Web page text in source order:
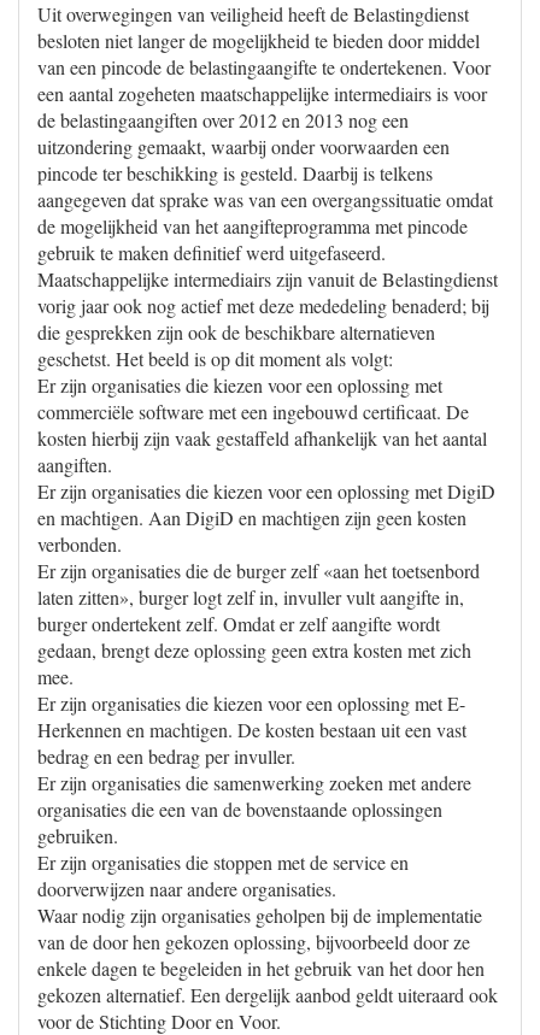
Uit overwegingen van veiligheid heeft de Belastingdienst
besloten niet langer de mogelijkheid te bieden door middel
van een pincode de belastingaangifte te ondertekenen. Voor
een aantal zogeheten maatschappelijke intermediairs is voor
de belastingaangiften over 2012 en 2013 nog een
uitzondering gemaakt, waarbij onder voorwaarden een
pincode ter beschikking is gesteld. Daarbij is telkens
aangegeven dat sprake was van een overgangssituatie omdat
de mogelijkheid van het aangifteprogramma met pincode
gebruik te maken definitief werd uitgefaseerd.
Maatschappelijke intermediairs zijn vanuit de Belastingdienst
vorig jaar ook nog actief met deze mededeling benaderd; bij
die gesprekken zijn ook de beschikbare alternatieven
geschetst. Het beeld is op dit moment als volgt:
Er zijn organisaties die kiezen voor een oplossing met
commerciële software met een ingebouwd certificaat. De
kosten hierbij zijn vaak gestaffeld afhankelijk van het aantal
aangiften.
Er zijn organisaties die kiezen voor een oplossing met DigiD
en machtigen. Aan DigiD en machtigen zijn geen kosten
verbonden.
Er zijn organisaties die de burger zelf «aan het toetsenbord
laten zitten», burger logt zelf in, invuller vult aangifte in,
burger ondertekent zelf. Omdat er zelf aangifte wordt
gedaan, brengt deze oplossing geen extra kosten met zich
mee.
Er zijn organisaties die kiezen voor een oplossing met E-
Herkennen en machtigen. De kosten bestaan uit een vast
bedrag en een bedrag per invuller.
Er zijn organisaties die samenwerking zoeken met andere
organisaties die een van de bovenstaande oplossingen
gebruiken.
Er zijn organisaties die stoppen met de service en
doorverwijzen naar andere organisaties.
Waar nodig zijn organisaties geholpen bij de implementatie
van de door hen gekozen oplossing, bijvoorbeeld door ze
enkele dagen te begeleiden in het gebruik van het door hen
gekozen alternatief. Een dergelijk aanbod geldt uiteraard ook
voor de Stichting Door en Voor.